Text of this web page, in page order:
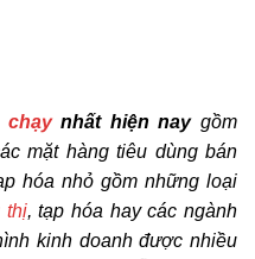
chạynhất hiện naygồm
mặt hàng tiêu dùng bán
hóa nhỏ gồm những loại
thị, tạp hóa hay các ngành
kinh doanh được nhiều